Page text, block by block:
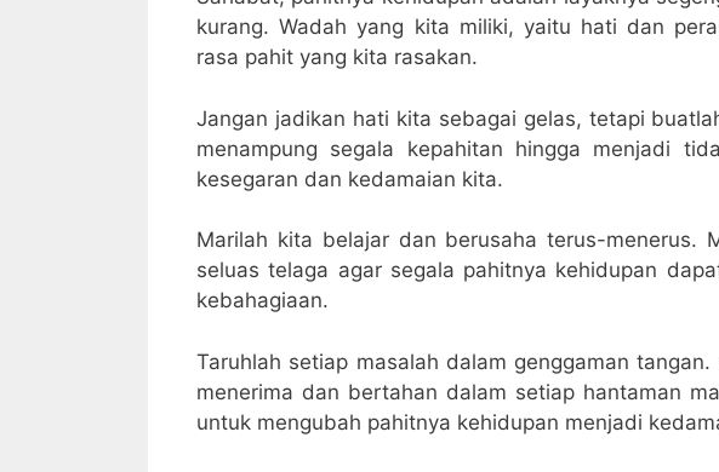
kurang. Wadah yang kita miliki, yaitu hati dan
rasa pahit yang kita rasakan.
Jangan jadikan hati kita sebagai gelas, tetapi
menampung segala kepahitan hingga menjadi
kesegaran dan kedamaian kita.
Marilah kita belajar dan berusaha terus-menerus.
seluas telaga agar segala pahitnya kehidupan
kebahagiaan.
Taruhlah setiap masalah dalam genggaman
menerima dan bertahan dalam setiap hantaman
untuk mengubah pahitnya kehidupan menjadi